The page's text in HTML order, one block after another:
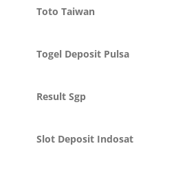
Toto Taiwan
Togel Deposit Pulsa
Result Sgp
Slot Deposit Indosat